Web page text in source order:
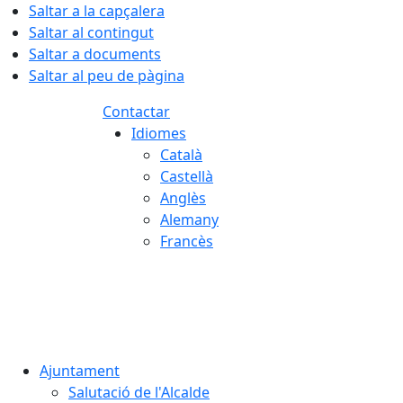
Saltar a la capçalera
Saltar al contingut
Saltar a documents
Saltar al peu de pàgina
Contactar
Idiomes
Català
Castellà
Anglès
Alemany
Francès
Ajuntament
Salutació de l'Alcalde